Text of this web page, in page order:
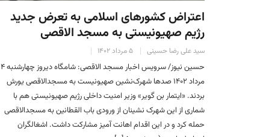
اعتراض کشورهای اسلامی به تعرض جدید
رژیم صهیونیستی به مسجد الاقصی
سید علی رضا حسینی ۵ مرداد ۱۴۰۲
حسین نیوز/ سرویس اخبار مسجد الاقصی: شامگاه دیروز چهارشنبه ۴
مرداد ۱۴۰۲ صدها شهرک‌نشین صهیونیست به مسجدالاقصی یورش
بردند. «ایتمار بن گویر» وزیر امنیت داخلی رژیم صهیونیستی هم با
شماری از این شهرک نشینان از ورودی باب القطانین به مسجدالاقصی
حمله کرد و در این اقدام اهانت آمیز مشارکت داشت. اشغالگران